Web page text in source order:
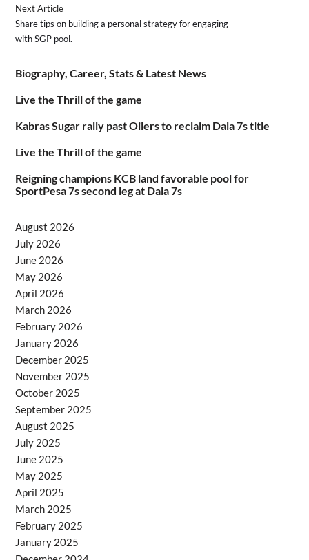
Next Article
Share tips on building a personal strategy for engaging
with SGP pool.
Biography, Career, Stats & Latest News
Live the Thrill of the game
Kabras Sugar rally past Oilers to reclaim Dala 7s title
Live the Thrill of the game
Reigning champions KCB land favorable pool for
SportPesa 7s second leg at Dala 7s
August 2026
July 2026
June 2026
May 2026
April 2026
March 2026
February 2026
January 2026
December 2025
November 2025
October 2025
September 2025
August 2025
July 2025
June 2025
May 2025
April 2025
March 2025
February 2025
January 2025